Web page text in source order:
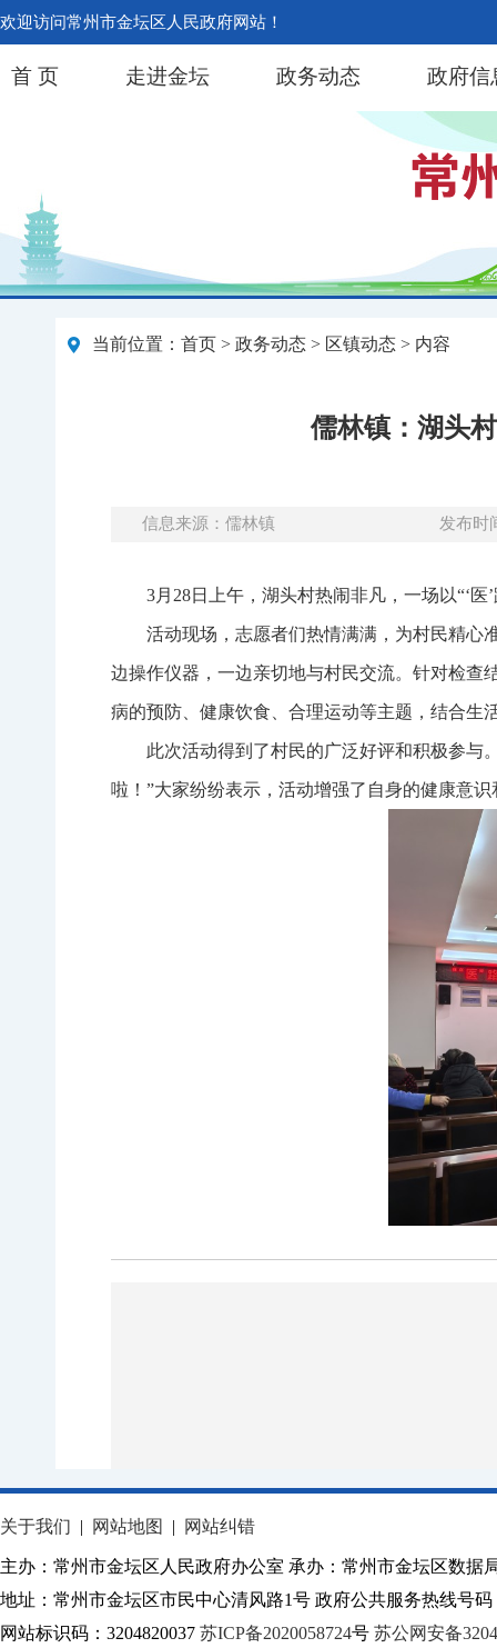
欢迎访问常州市金坛区人民政府网站！
首 页 走进金坛 政务动态 政府信
当前位置： 首页 > 政务动态 > 区镇动态 > 内容
儒林镇：湖头
信息来源：儒林镇 发布时
3月28日上午，湖头村热闹非凡，一场以“‘
活动现场，志愿者们热情满满，为村民精心
边操作仪器，一边亲切地与村民交流。针对检查
病的预防、健康饮食、合理运动等主题，结合生
此次活动得到了村民的广泛好评和积极参与
啦！”大家纷纷表示，活动增强了自身的健康意
关于我们 | 网站地图 | 网站纠错
主办：常州市金坛区人民政府办公室 承办：常州市金坛区数据
地址：常州市金坛区市民中心清风路1号 政府公共服务热线号码
网站标识码：3204820037 苏ICP备2020058724号 苏公网安备